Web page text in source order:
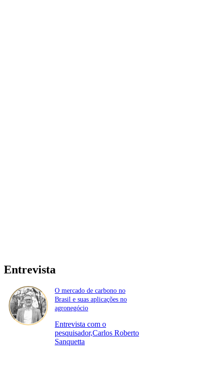
Entrevista
O mercado de carbono no
Brasil e suas aplicações no
agronegócio
Entrevista com o
pesquisador,Carlos Roberto
Sanquetta